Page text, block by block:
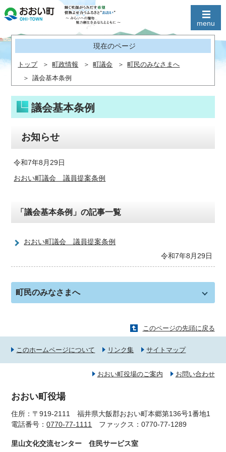
現在のページ
トップ 町政情報 町議会
町民のみなさまへ
議会基本条例
議会基本条例
お知らせ
令和7年8月29日
おおい町議会 議員提案条例
「議会基本条例」の記事一覧
おおい町議会 議員提案条例
令和7年8月29日
町民のみなさまへ
このページの先頭に戻る
このホームページについて リンク集 サイトマップ
おおい町役場のご案内 お問い合わせ
おおい町役場
住所：〒919-2111 福井県大飯郡おおい町本郷第136号1番地1
電話番号：0770-77-1111 ファックス：0770-77-1289
里山文化交流センター 住民サービス室